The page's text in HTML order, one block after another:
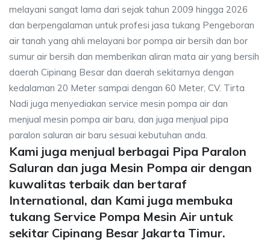
melayani sangat lama dari sejak tahun 2009 hingga 2026
dan berpengalaman untuk profesi jasa tukang Pengeboran
air tanah yang ahli melayani bor pompa air bersih dan bor
sumur air bersih dan memberikan aliran mata air yang bersih
daerah Cipinang Besar dan daerah sekitarnya dengan
kedalaman 20 Meter sampai dengan 60 Meter, CV. Tirta
Nadi juga menyediakan service mesin pompa air dan
menjual mesin pompa air baru, dan juga menjual pipa
paralon saluran air baru sesuai kebutuhan anda.
Kami juga menjual berbagai Pipa Paralon
Saluran dan juga Mesin Pompa air dengan
kuwalitas terbaik dan bertaraf
International, dan Kami juga membuka
tukang Service Pompa Mesin Air untuk
sekitar Cipinang Besar Jakarta Timur.